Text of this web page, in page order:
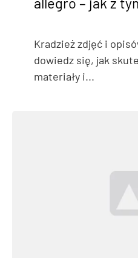
Kradzież zdjęć i
dowiedz się, jak
materiały i...